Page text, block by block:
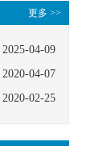
更多 >>
2025-04-09
2020-04-07
2020-02-25